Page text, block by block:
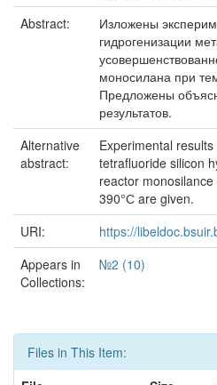
Abstract:
Изложены
гидрогенизации
моносилана при
Предложены
результатов.
Alternative
abstract:
Experimental
tetrafluoride silicon
reactor
390°С are given.
URI:
https://
Appears in
Collections:
№2 (10)
Files in This Item: